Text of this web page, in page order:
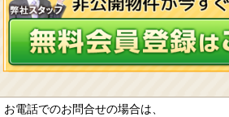
お電話でのお問合せの場合は、